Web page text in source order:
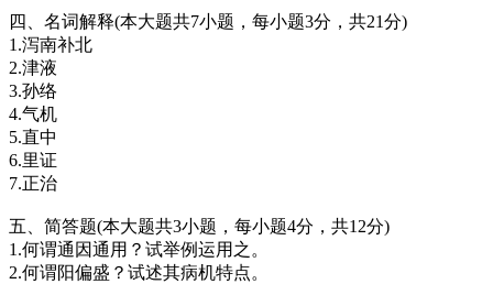
四、名词解释(本大题共7小题，每小题3分，共21分)
1.泻南补北
2.津液
3.孙络
4.气机
5.直中
6.里证
7.正治
五、简答题(本大题共3小题，每小题4分，共12分)
1.何谓通因通用？试举例运用之。
2.何谓阳偏盛？试述其病机特点。